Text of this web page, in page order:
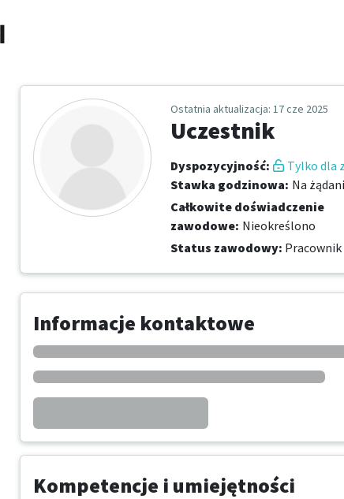
Ostatnia aktualizacja: 17 cze 2025
Uczestnik
Dyspozycyjność:
Tylko dla
Stawka godzinowa: Na
Całkowite doświadczenie
zawodowe: Nieokreślono
Status zawodowy: Pracownik
Informacje kontaktowe
Kompetencje i umiejętności